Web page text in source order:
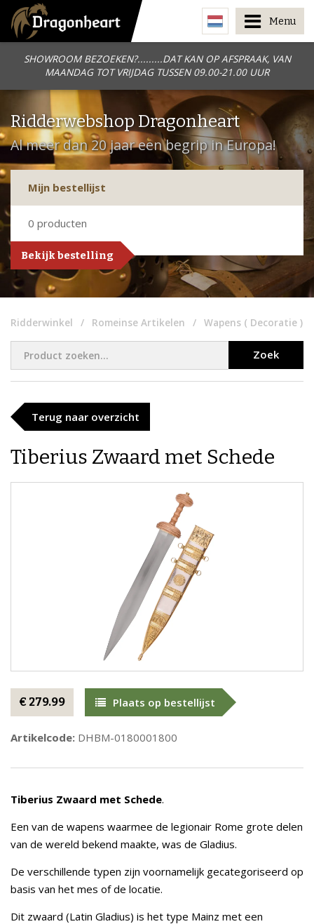
SHOWROOM BEZOEKEN?.........DAT KAN OP AFSPRAAK, VAN
MAANDAG TOT VRIJDAG TUSSEN 09.00-21.00 UUR
Menu
Ridderwebshop Dragonheart
Al meer dan 20 jaar een begrip in Europa!
Mijn bestellijst
0 producten
Bekijk bestelling
Ridderwinkel Romeinse Artikelen Wapens ( Decoratie )
Zoek
Terug naar overzicht
Tiberius Zwaard met Schede
€ 279.99 Plaats op bestellijst
Artikelcode: DHBM-0180001800
Tiberius Zwaard met Schede.
Een van de wapens waarmee de legionair Rome grote delen
van de wereld bekend maakte, was de Gladius.
De verschillende typen zijn voornamelijk gecategoriseerd op
basis van het mes of de locatie.
Dit zwaard (Latin Gladius) is het type Mainz met een